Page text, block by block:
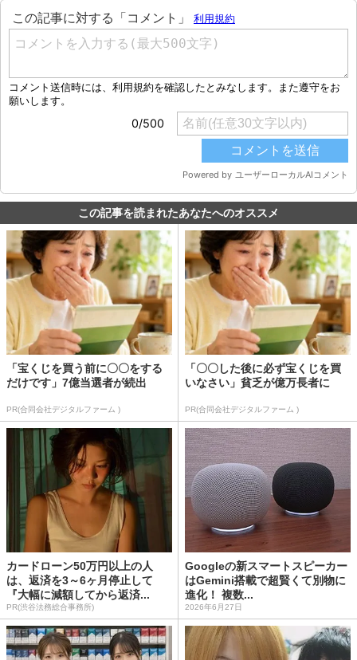
この記事を読まれたあなたへのオススメ
「宝くじを買う前に〇〇をする
だけです」7億当選者が続出
PR(合同会社デジタルファーム )
「〇〇した後に必ず宝くじを買
いなさい」貧乏が億万長者に
PR(合同会社デジタルファーム )
カードローン50万円以上の人
は、返済を3～6ヶ月停止して
『大幅に減額してから返済...
PR(渋谷法務総合事務所)
Googleの新スマートスピーカー
はGemini搭載で超賢くて別物に
進化！ 複数...
2026年6月27日